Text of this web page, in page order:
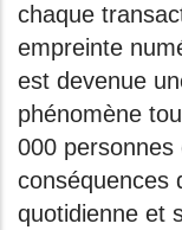
chaque
empreinte
est devenue
phénomène
000
conséquences
quotidienne et